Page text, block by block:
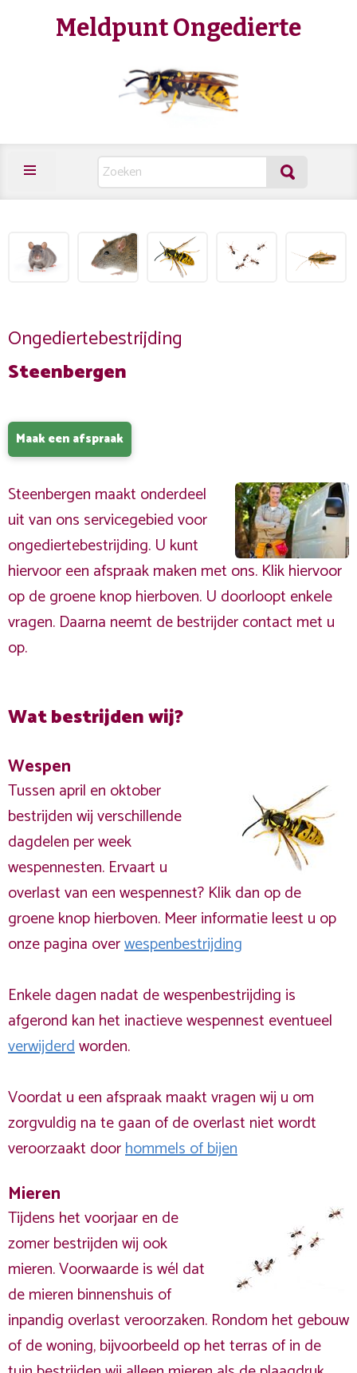
Meldpunt Ongedierte
Ongediertebestrijding
Steenbergen
Maak een afspraak
Steenbergen maakt onderdeel
uit van ons servicegebied voor
ongediertebestrijding. U kunt
hiervoor een afspraak maken met ons. Klik hiervoor
op de groene knop hierboven. U doorloopt enkele
vragen. Daarna neemt de bestrijder contact met u
op.
Wat bestrijden wij?
Wespen
Tussen april en oktober
bestrijden wij verschillende
dagdelen per week
wespennesten. Ervaart u
overlast van een wespennest? Klik dan op de
groene knop hierboven. Meer informatie leest u op
onze pagina overwespenbestrijding
Enkele dagen nadat de wespenbestrijding is
afgerond kan het inactieve wespennest eventueel
verwijderdworden.
Voordat u een afspraak maakt vragen wij u om
zorgvuldig na te gaan of de overlast niet wordt
veroorzaakt doorhommels of bijen
Mieren
Tijdens het voorjaar en de
zomer bestrijden wij ook
mieren. Voorwaarde is wél dat
de mieren binnenshuis of
inpandig overlast veroorzaken. Rondom het gebouw
of de woning, bijvoorbeeld op het terras of in de